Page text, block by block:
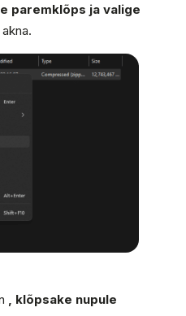
paremklõps ja valige
, klõpsake nupule